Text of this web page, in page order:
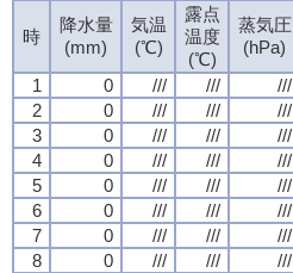
時
降水量
(mm)
気温
(℃)
露点
温度
(℃)
蒸気圧
(hPa)
1
0 /// /// ///
2
0 /// /// ///
3
0 /// /// ///
4
0 /// /// ///
5
0 /// /// ///
6
0 /// /// ///
7
0 /// /// ///
8
0 /// /// ///